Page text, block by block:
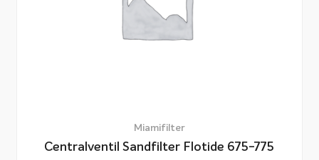
Miamifilter
Centralventil Sandfilter Flotide 675-775